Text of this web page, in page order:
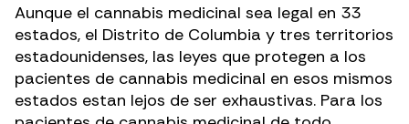
Aunque el cannabis medicinal sea legal en 33
estados, el Distrito de Columbia y tres territorios
estadounidenses, las leyes que protegen a los
pacientes de cannabis medicinal en esos mismos
estados estan lejos de ser exhaustivas. Para los